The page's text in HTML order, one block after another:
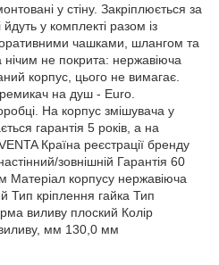
у стіну. Закріплюється за
у комплекті разом із
чашками, шлангом та
не покрита: нержавіюча
корпус, цього не вимагає.
на душ - Euro.
На корпус змішувача у
гарантія 5 років, а на
Країна реєстрації бренду
зовнішній Гарантія 60
Матеріал корпусу нержавіюча
Тип кріплення гайка Тип
виливу плоский Колір
мм 130,0 мм